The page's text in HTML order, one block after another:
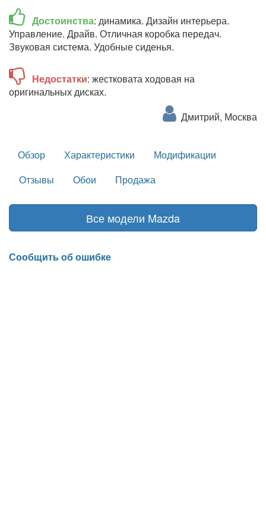
Достоинства: динамика. Дизайн интерьера.
Управление. Драйв. Отличная коробка передач.
Звуковая система. Удобные сиденья.
Недостатки: жестковата ходовая на
оригинальных дисках.
Дмитрий, Москва
Обзор Характеристики
Модификации
Отзывы
Обои Продажа
Все модели Mazda
Сообщить об ошибке